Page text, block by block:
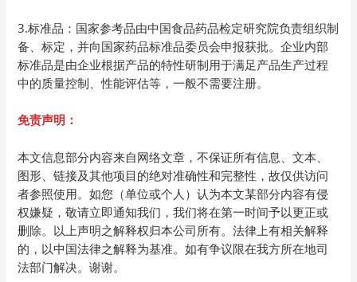
3.标准品：国家参考品由中国食品药品检定研究院负责组织制
备、标定，并向国家药品标准品委员会申报获批。企业内部
标准品是由企业根据产品的特性研制用于满足产品生产过程
中的质量控制、性能评估等，一般不需要注册。
免责声明：
本文信息部分内容来自网络文章，不保证所有信息、文本、
图形、链接及其他项目的绝对准确性和完整性，故仅供访问
者参照使用。如您（单位或个人）认为本文某部分内容有侵
权嫌疑，敬请立即通知我们，我们将在第一时间予以更正或
删除。以上声明之解释权归本公司所有。法律上有相关解释
的，以中国法律之解释为基准。如有争议限在我方所在地司
法部门解决。谢谢。